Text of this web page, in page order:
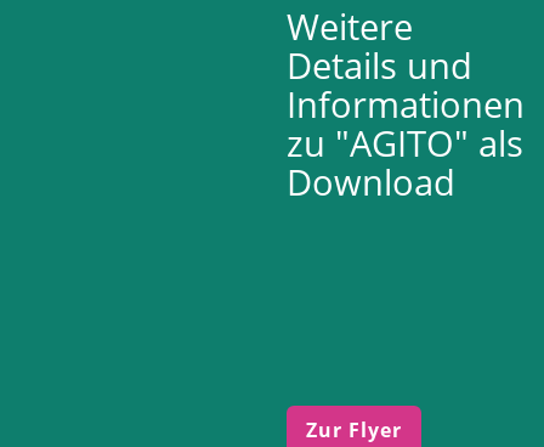
Weitere
Details und
Informationen
zu "AGITO" als
Download
Zur Flyer